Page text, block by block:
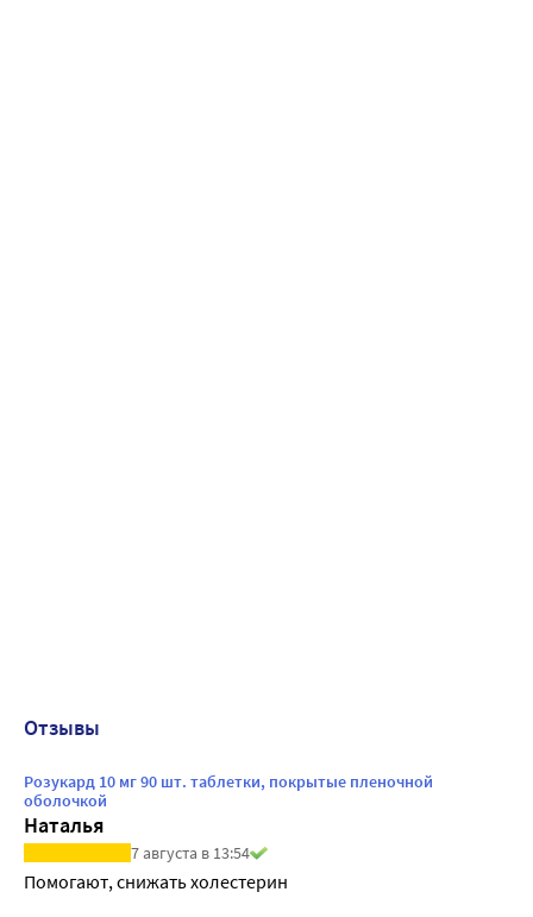
Отзывы
Розукард 10 мг 90 шт. таблетки, покрытые пленочной
оболочкой
Наталья
7 августа в 13:54
Помогают, снижать холестерин